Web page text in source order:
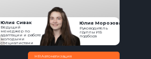
HR Автоматизация
Юлия Морозова
Руководитель
группы ИБ
подбора
Ведущий
менеджер по
адаптации и работе с
молодыми
специалистами
Юлия Сивак